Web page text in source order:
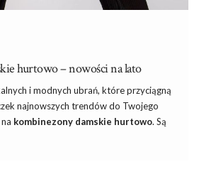
hurtowo – nowości na lato
i modnych ubrań, które przyciągną
najnowszych trendów do Twojego
kombinezony damskie hurtowo. Są